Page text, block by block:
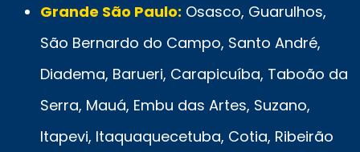
Grande São Paulo: Osasco, Guarulhos,
São Bernardo do Campo, Santo André,
Diadema, Barueri, Carapicuíba, Taboão da
Serra, Mauá, Embu das Artes, Suzano,
Itapevi, Itaquaquecetuba, Cotia, Ribeirão